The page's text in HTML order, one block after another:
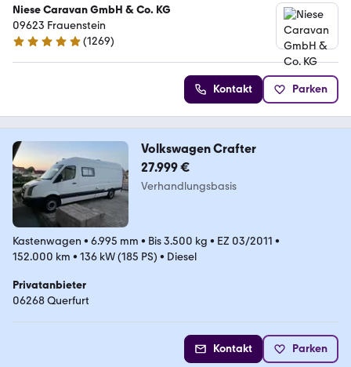
Niese Caravan GmbH & Co. KG
09623 Frauenstein
4.9 Sterne
(1269)
Kontakt Parken
Volkswagen Crafter
27.999 €
Verhandlungsbasis
Kastenwagen • 6.995 mm • Bis 3.500 kg • EZ 03/2011 •
152.000 km • 136 kW (185 PS) • Diesel
Privatanbieter
06268 Querfurt
Kontakt Parken